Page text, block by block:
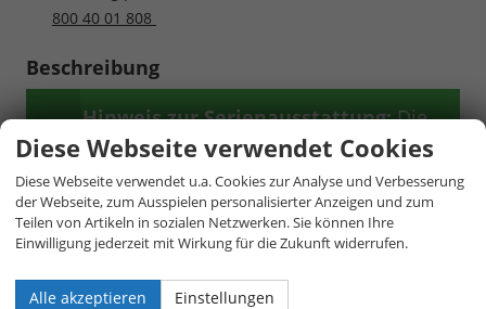
800 40 01 808
Beschreibung
Hinweis zur Serienausstattung:Die
Serienausstattung entspricht in weiten
Teilen dem deutschen Modell – oft
sogar mit weiteren Extras inklusive. Aus
Platzgründen ist nur ein Auszug
bitte unser Verkaufsteam.
Diese Webseite verwendet Cookies
Diese Webseite verwendet u.a. Cookies zur Analyse und Verbesserung
der Webseite, zum Ausspielen personalisierter Anzeigen und zum
Teilen von Artikeln in sozialen Netzwerken. Sie können Ihre
Einwilligung jederzeit mit Wirkung für die Zukunft widerrufen.
Alle akzeptieren Einstellungen